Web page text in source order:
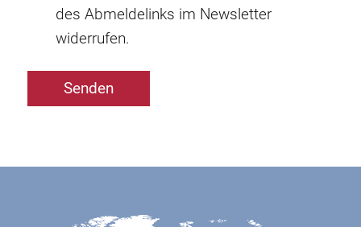
des Abmeldelinks im Newsletter
widerrufen.